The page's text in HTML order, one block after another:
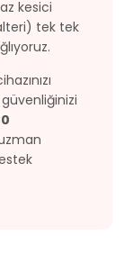
kesici
tek tek